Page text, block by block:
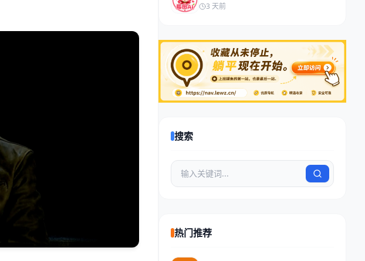
3 天前
搜索
热门推荐